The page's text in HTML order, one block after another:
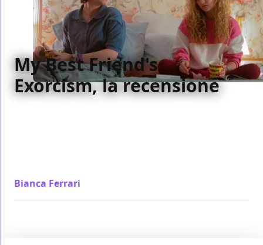
My Best Friend's
Exorcism, la recensione
Bianca Ferrari